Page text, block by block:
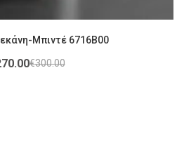
Μπιντέ 6716B00
€300.00